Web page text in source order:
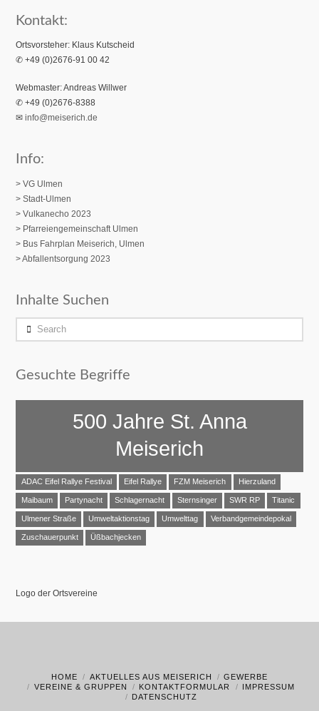
Kontakt:
Ortsvorsteher: Klaus Kutscheid
✆ +49 (0)2676-91 00 42
Webmaster: Andreas Willwer
✆ +49 (0)2676-8388
✉info@meiserich.de
Info:
> VG Ulmen
> Stadt-Ulmen
> Vulkanecho 2023
> Pfarreiengemeinschaft Ulmen
> Bus Fahrplan Meiserich, Ulmen
> Abfallentsorgung 2023
Inhalte Suchen
Search
Gesuchte Begriffe
500 Jahre St. Anna
Meiserich
ADAC Eifel Rallye Festival Eifel Rallye FZM Meiserich Hierzuland
Maibaum Partynacht Schlagernacht Sternsinger SWR RP Titanic
Ulmener Straße Umweltaktionstag Umwelttag Verbandgemeindepokal
Zuschauerpunkt Üßbachjecken
Logo der Ortsvereine
HOME AKTUELLES AUS MEISERICH
GEWERBE
VEREINE & GRUPPEN
KONTAKTFORMULAR
IMPRESSUM
DATENSCHUTZ